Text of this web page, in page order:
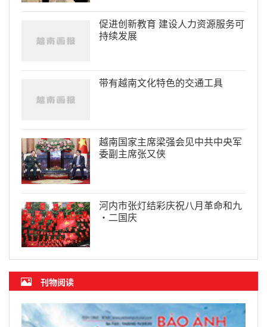
促进创新教育 建设人力资源服务可
持续发展
带有越南文化特色的交通工具
越南国家主席梁强会见中共中央军
委副主席张又侠
河内市张灯结彩庆祝八月革命和九
·二国庆
刊物阅读